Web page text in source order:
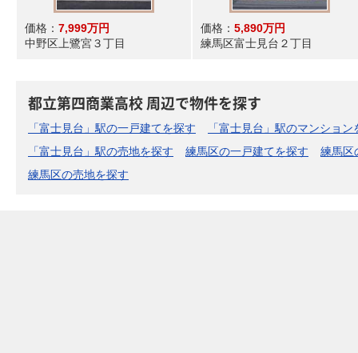
価格： 7,999万円
中野区上鷺宮３丁目
価格： 5,890万円
練馬区富士見台２丁目
都立第四商業高校 周辺で物件を探す
「富士見台」駅の一戸建てを探す
「富士見台」駅のマンション
「富士見台」駅の売地を探す
練馬区の一戸建てを探す
練馬区
練馬区の売地を探す